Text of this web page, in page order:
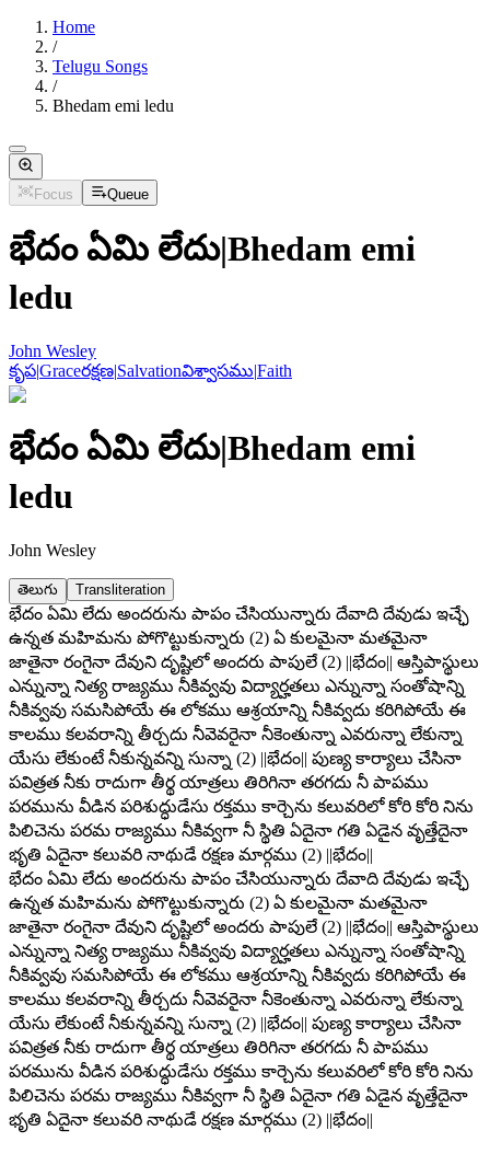
Home
/
Telugu Songs
/
Bhedam emi ledu
Focus Queue
భేదం ఏమి లేదు|Bhedam emi
ledu
John Wesley
కృప|Graceరక్షణ|Salvationవిశ్వాసము|Faith
భేదం ఏమి లేదు|Bhedam emi
ledu
John Wesley
తెలుగు Transliteration
భేదం ఏమి లేదు అందరును పాపం చేసియున్నారు దేవాది దేవుడు ఇచ్ఛే
ఉన్నత మహిమను పోగొట్టుకున్నారు (2) ఏ కులమైనా మతమైనా
జాతైనా రంగైనా దేవుని దృష్టిలో అందరు పాపులే (2) ||భేదం|| ఆస్తిపాస్థులు
ఎన్నున్నా నిత్య రాజ్యము నీకివ్వవు విద్యార్హతలు ఎన్నున్నా సంతోషాన్ని
నీకివ్వవు సమసిపోయే ఈ లోకము ఆశ్రయాన్ని నీకివ్వదు కరిగిపోయే ఈ
కాలము కలవరాన్ని తీర్చదు నీవెవరైనా నీకెంతున్నా ఎవరున్నా లేకున్నా
యేసు లేకుంటే నీకున్నవన్ని సున్నా (2) ||భేదం|| పుణ్య కార్యాలు చేసినా
పవిత్రత నీకు రాదుగా తీర్థ యాత్రలు తిరిగినా తరగదు నీ పాపము
పరమును వీడిన పరిశుద్ధుడేసు రక్తము కార్చెను కలువరిలో కోరి కోరి నిను
పిలిచెను పరమ రాజ్యము నీకివ్వగా నీ స్థితి ఏదైనా గతి ఏడైన వృత్తేదైనా
భృతి ఏదైనా కలువరి నాథుడే రక్షణ మార్గము (2) ||భేదం||
భేదం ఏమి లేదు అందరును పాపం చేసియున్నారు దేవాది దేవుడు ఇచ్ఛే
ఉన్నత మహిమను పోగొట్టుకున్నారు (2) ఏ కులమైనా మతమైనా
జాతైనా రంగైనా దేవుని దృష్టిలో అందరు పాపులే (2) ||భేదం|| ఆస్తిపాస్థులు
ఎన్నున్నా నిత్య రాజ్యము నీకివ్వవు విద్యార్హతలు ఎన్నున్నా సంతోషాన్ని
నీకివ్వవు సమసిపోయే ఈ లోకము ఆశ్రయాన్ని నీకివ్వదు కరిగిపోయే ఈ
కాలము కలవరాన్ని తీర్చదు నీవెవరైనా నీకెంతున్నా ఎవరున్నా లేకున్నా
యేసు లేకుంటే నీకున్నవన్ని సున్నా (2) ||భేదం|| పుణ్య కార్యాలు చేసినా
పవిత్రత నీకు రాదుగా తీర్థ యాత్రలు తిరిగినా తరగదు నీ పాపము
పరమును వీడిన పరిశుద్ధుడేసు రక్తము కార్చెను కలువరిలో కోరి కోరి నిను
పిలిచెను పరమ రాజ్యము నీకివ్వగా నీ స్థితి ఏదైనా గతి ఏడైన వృత్తేదైనా
భృతి ఏదైనా కలువరి నాథుడే రక్షణ మార్గము (2) ||భేదం||